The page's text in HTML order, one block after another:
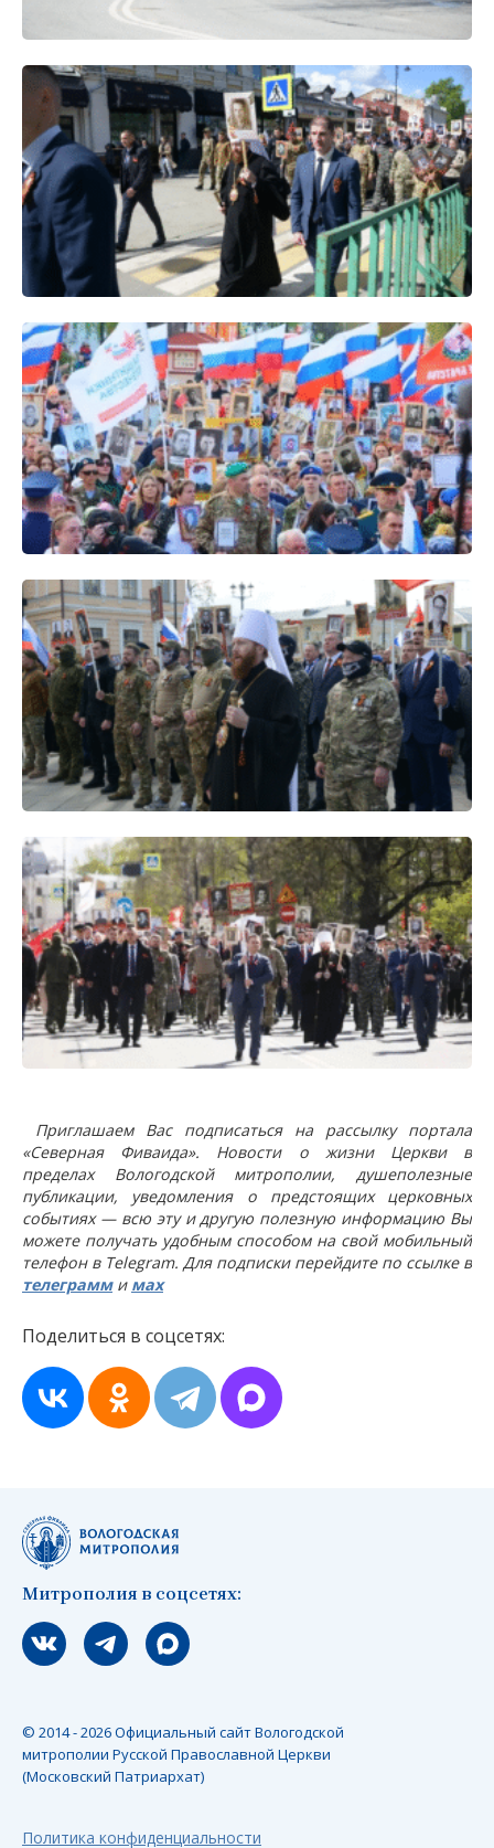
Приглашаем Вас подписаться на рассылку портала
«Северная Фиваида». Новости о жизни Церкви в
пределах Вологодской митрополии, душеполезные
публикации, уведомления о предстоящих церковных
событиях — всю эту и другую полезную информацию Вы
можете получать удобным способом на свой мобильный
телефон в Telegram. Для подписки перейдите по ссылке в
телеграмми мах
Поделиться в соцсетях:
Митрополия в соцсетях:
Мы вконтакте
Мы в telegram
Мы в Макс
© 2014 - 2026 Официальный сайт Вологодской
митрополии Русской Православной Церкви
(Московский Патриархат)
Политика конфиденциальности